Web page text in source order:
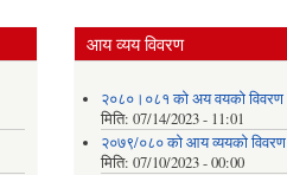
आय व्यय विवरण
२०८०।०८१ को अय वयको विवरण
मिति:07/14/2023 - 11:01
२०७९/०८० को आय व्ययको विवरण
मिति:07/10/2023 - 00:00